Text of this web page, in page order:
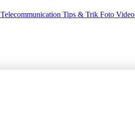
Yang sedang ramai dicari
Telecommunication Tips & Trik Foto Video